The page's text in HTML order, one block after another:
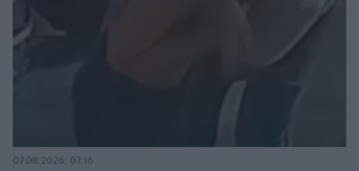
07.08.2026, 07:16